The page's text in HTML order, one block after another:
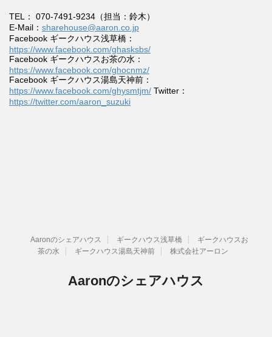
TEL： 070-7491-9234（担当：鈴木）
E-Mail： sharehouse@aaron.co.jp
Facebook ギークハウス浅草橋：
https://www.facebook.com/ghasksbs/
Facebook ギークハウスお茶の水：
https://www.facebook.com/ghocnmz/
Facebook ギークハウス湯島天神前：
https://www.facebook.com/ghysmtjm/ Twitter：
https://twitter.com/aaron_suzuki
Aaronのシェアハウス ギークハウス浅草橋
ギークハウスお
茶の水
ギークハウス湯島天神前 株式会社アーロン
Aaronのシェアハウス